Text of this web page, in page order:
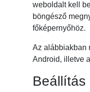
weboldalt kell
böngésző
főképernyőhöz.
Az alábbiakban
Android, illetve
Beállítás